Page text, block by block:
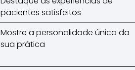
pacientes satisfeitos
Mostre a personalidade única da
sua prática